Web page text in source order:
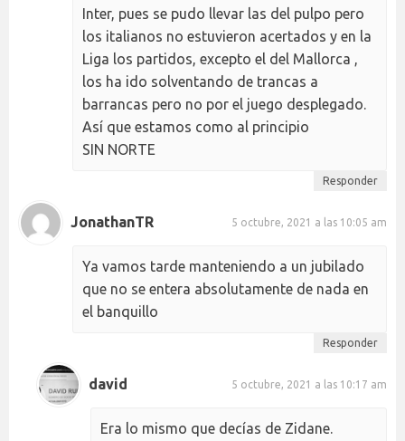
Inter, pues se pudo llevar las del pulpo pero
los italianos no estuvieron acertados y en la
Liga los partidos, excepto el del Mallorca ,
los ha ido solventando de trancas a
barrancas pero no por el juego desplegado.
Así que estamos como al principio
SIN NORTE
Responder
JonathanTR 5 octubre, 2021 a las 10:05 am
Ya vamos tarde manteniendo a un jubilado
que no se entera absolutamente de nada en
el banquillo
Responder
david 5 octubre, 2021 a las 10:17 am
Era lo mismo que decías de Zidane.